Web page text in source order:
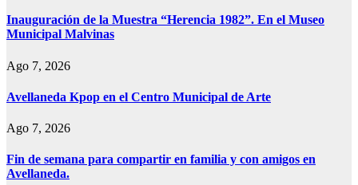
Inauguración de la Muestra “Herencia 1982”. En el Museo
Municipal Malvinas
Ago 7, 2026
Avellaneda Kpop en el Centro Municipal de Arte
Ago 7, 2026
Fin de semana para compartir en familia y con amigos en
Avellaneda.